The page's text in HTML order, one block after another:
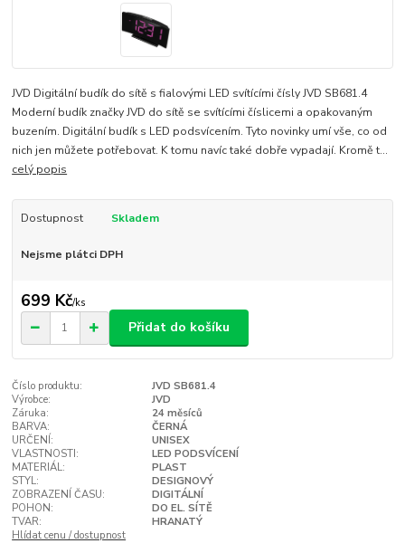
JVD Digitální budík do sítě s fialovými LED svítícími čísly JVD SB681.4
Moderní budík značky JVD do sítě se svítícími číslicemi a opakovaným
buzením. Digitální budík s LED podsvícením. Tyto novinky umí vše, co od
nich jen můžete potřebovat. K tomu navíc také dobře vypadají. Kromě t...
celý popis
Dostupnost Skladem
Nejsme plátci DPH
699 Kč/ks
Přidat do košíku
Číslo produktu:
JVD SB681.4
Výrobce:
JVD
Záruka:
24 měsíců
BARVA:
ČERNÁ
URČENÍ:
UNISEX
VLASTNOSTI:
LED PODSVÍCENÍ
MATERIÁL:
PLAST
STYL:
DESIGNOVÝ
ZOBRAZENÍ ČASU:
DIGITÁLNÍ
POHON:
DO EL. SÍTĚ
TVAR:
HRANATÝ
Hlídat cenu / dostupnost